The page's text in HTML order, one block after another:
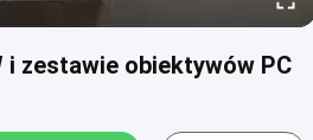
i zestawie obiektywów PC